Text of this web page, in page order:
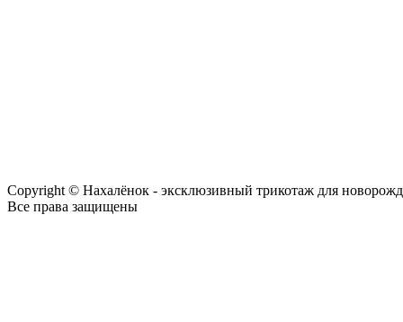
Copyright © Нахалёнок - эксклюзивный трикотаж для
Все права защищены